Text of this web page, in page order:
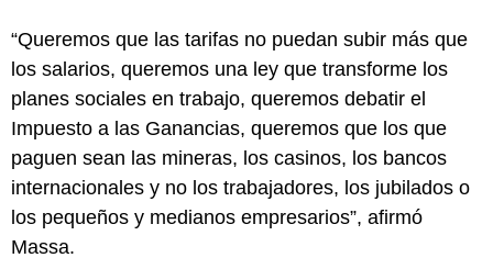
“Queremos que las tarifas no puedan subir más que
los salarios, queremos una ley que transforme los
planes sociales en trabajo, queremos debatir el
Impuesto a las Ganancias, queremos que los que
paguen sean las mineras, los casinos, los bancos
internacionales y no los trabajadores, los jubilados o
los pequeños y medianos empresarios”, afirmó
Massa.